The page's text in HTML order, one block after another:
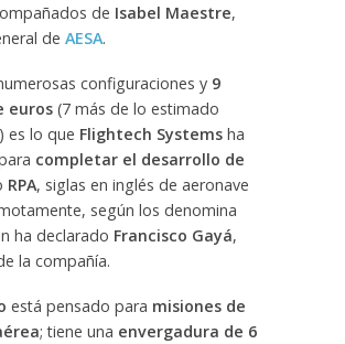
de Isabel Maestre,
de AESA.
configuraciones y 9
euros(7 más de lo estimado
es lo que Flightech Systemsha
completar el desarrollo de
RPA, siglas en inglés de aeronave
según los denomina
ha declarado Francisco Gayá,
la compañía.
está pensado para misiones de
; tiene una envergadura de 6